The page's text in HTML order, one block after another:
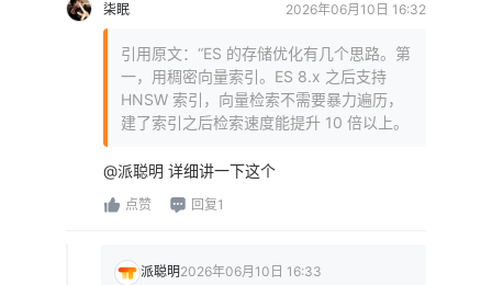
柒眠 2026年06月10日 16:32
引用原文：“ES 的存储优化有几个思路。第
一，用稠密向量索引。ES 8.x 之后支持
HNSW 索引，向量检索不需要暴力遍历，
建了索引之后检索速度能提升 10 倍以上。
@派聪明 详细讲一下这个
点赞 回复1
派聪明2026年06月10日 16:33